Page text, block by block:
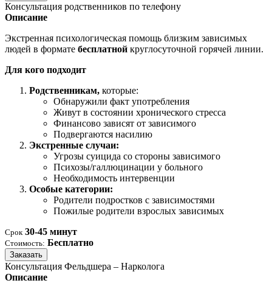
Консультация родственников по телефону
Описание
Экстренная психологическая помощь близким зависимых
людей в формате бесплатной круглосуточной горячей линии.
Для кого подходит
Родственникам, которые:
Обнаружили факт употребления
Живут в состоянии хронического стресса
Финансово зависят от зависимого
Подвергаются насилию
Экстренные случаи:
Угрозы суицида со стороны зависимого
Психозы/галлюцинации у больного
Необходимость интервенции
Особые категории:
Родители подростков с зависимостями
Пожилые родители взрослых зависимых
Срок 30-45 минут
Стоимость: Бесплатно
Заказать
Консультация Фельдшера – Нарколога
Описание